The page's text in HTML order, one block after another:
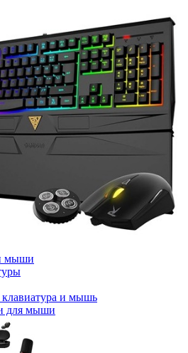
мыши
и мышь
для мыши